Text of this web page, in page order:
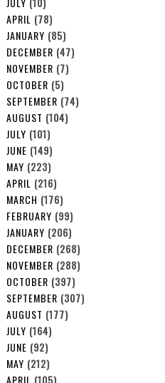
APRIL (78)
JANUARY (85)
DECEMBER (47)
NOVEMBER (7)
OCTOBER (5)
SEPTEMBER (74)
AUGUST (104)
JULY (101)
JUNE (149)
MAY (223)
APRIL (216)
MARCH (176)
FEBRUARY (99)
JANUARY (206)
DECEMBER (268)
NOVEMBER (288)
OCTOBER (397)
SEPTEMBER (307)
AUGUST (177)
JULY (164)
JUNE (92)
MAY (212)
APRIL (105)